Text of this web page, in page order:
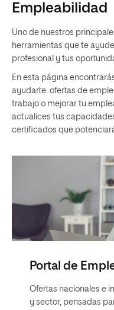
Empleabilidad
Uno de nuestros
herramientas que te
profesional y tus
En esta página
ayudarte: ofertas de
trabajo o mejorar tu
actualices tus
certificados que
Portal de
Ofertas nacionales e
y sector, pensadas